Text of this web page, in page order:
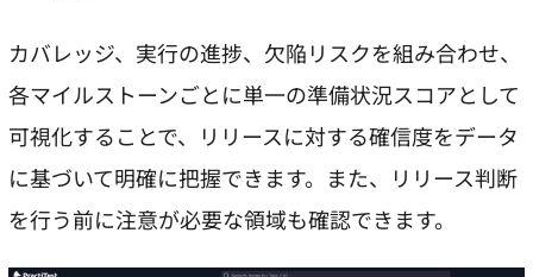
カバレッジ、実行の進捗、欠陥リスクを組み合わせ、
各マイルストーンごとに単一の準備状況スコアとして
可視化することで、リリースに対する確信度をデータ
に基づいて明確に把握できます。また、リリース判断
を行う前に注意が必要な領域も確認できます。